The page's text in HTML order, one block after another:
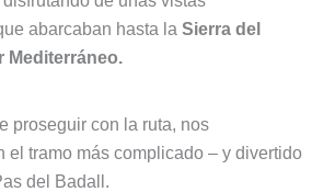
abarcaban hasta la Sierra del
Mediterráneo.
proseguir con la ruta, nos
el tramo más complicado – y divertido
del Badall.